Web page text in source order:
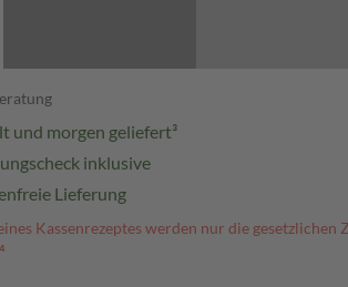
und morgen geliefert³
inklusive
Lieferung
Kassenrezeptes werden nur die gesetzlichen